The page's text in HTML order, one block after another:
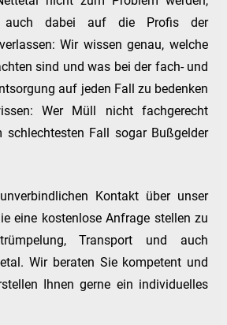
dabei auf die Profis der
Wir wissen genau, welche
sind und was bei der fach- und
auf jeden Fall zu bedenken
Wer Müll nicht fachgerecht
schlechtesten Fall sogar Bußgelder
Kontakt über unser
eine kostenlose Anfrage stellen zu
Transport und auch
Wir beraten Sie kompetent und
Ihnen gerne ein individuelles